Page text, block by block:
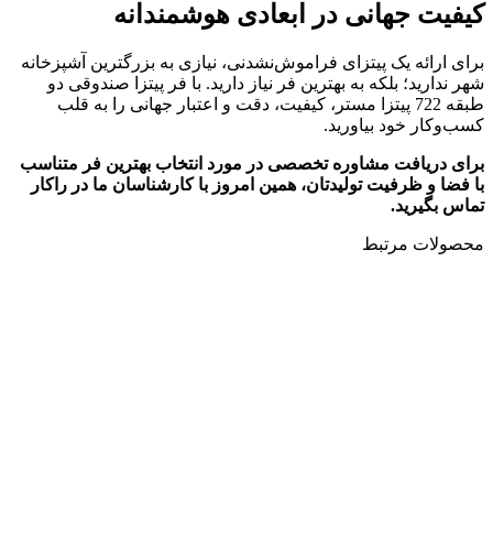
کیفیت جهانی در ابعادی هوشمندانه
برای ارائه یک پیتزای فراموش‌نشدنی، نیازی به بزرگترین آشپزخانه
شهر ندارید؛ بلکه به بهترین فر نیاز دارید. با فر پیتزا صندوقی دو
طبقه 722 پیتزا مستر، کیفیت، دقت و اعتبار جهانی را به قلب
کسب‌وکار خود بیاورید.
برای دریافت مشاوره تخصصی در مورد انتخاب بهترین فر متناسب
با فضا و ظرفیت تولیدتان، همین امروز با کارشناسان ما در راکار
تماس بگیرید.
محصولات مرتبط